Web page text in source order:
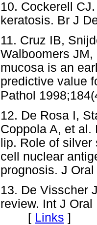
10. Cockerell
keratosis. Br J
11. Cruz IB,
Walboomers
mucosa is an
predictive value
Pathol
12. De Rosa I,
Coppola A, et
lip. Role of
cell nuclear
prognosis. J
13. De Visscher
review. Int J
[ Links ]